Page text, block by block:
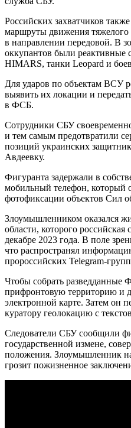
Российских захватчиков
маршруты движения
в направлении передовой. В
оккупантов были реактивные
HIMARS, танки Leopard и
Для ударов по объектам ВСУ
выявить их локации и
в ФСБ.
Сотрудники СБУ
и тем самым предотвратили
позиций украинских
Авдеевку.
Фигуранта задержали в
мобильный телефон, который
фотофиксации объектов Сил
Злоумышленником оказался
области, которого российская
декабре 2023 года. В поле
что распространял
пророссийских Telegram-
Чтобы собрать разведданные
прифронтовую территорию и
электронной карте. Затем он
куратору геолокацию с
Следователи СБУ сообщили
государственной измене,
положения. Злоумышленник
грозит пожизненное